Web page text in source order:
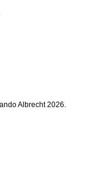
Albrecht 2026.